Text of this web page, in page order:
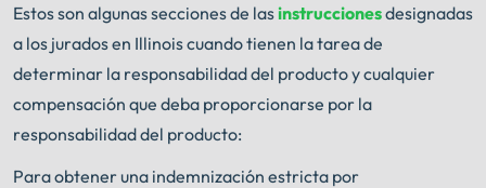
Estos son algunas secciones de lasinstruccionesdesignadas
a los jurados en Illinois cuando tienen la tarea de
determinar la responsabilidad del producto y cualquier
compensación que deba proporcionarse por la
responsabilidad del producto:
Para obtener una indemnización estricta por